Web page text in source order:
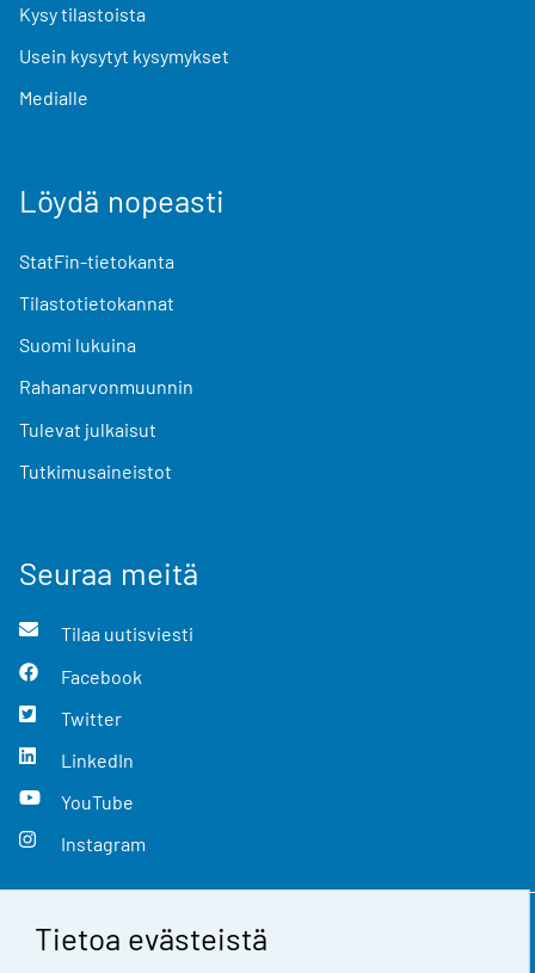
Tietoa evästeistä
Kysy tilastoista
Usein kysytyt kysymykset
Medialle
Löydä nopeasti
StatFin-tietokanta
Tilastotietokannat
Suomi lukuina
Rahanarvonmuunnin
Tulevat julkaisut
Tutkimusaineistot
Seuraa meitä
Tilaa uutisviesti
Facebook
Twitter
LinkedIn
YouTube
Instagram
Yhteystiedot